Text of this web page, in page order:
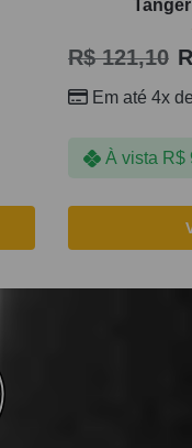
R$121,10
Em até 4x
À vista R$